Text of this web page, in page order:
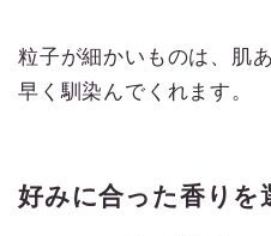
粒子が細かいものは、肌
早く馴染んでくれます。
好みに合った香りを